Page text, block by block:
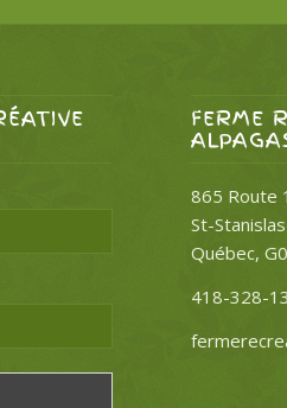
FERME
865 Route
St-
Québec,
418-328-